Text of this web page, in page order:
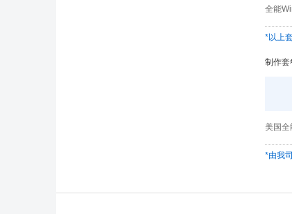
全能
*以上
制作套
美国全
*由我